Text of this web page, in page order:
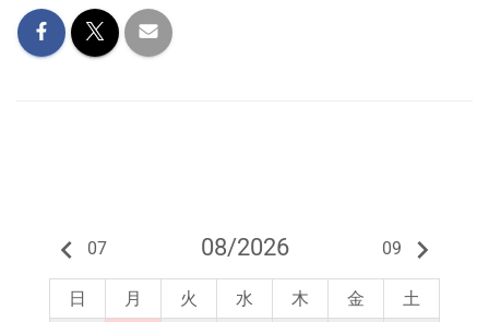
keyboard_arrow_left 07 08/2026 09 keyboard_arrow_right
日 月 火 水 木 金
土